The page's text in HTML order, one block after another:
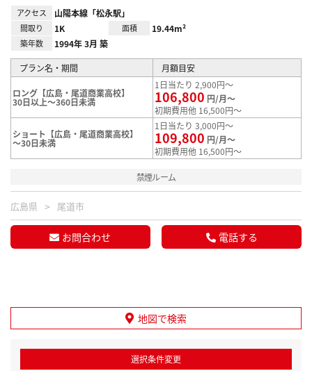
アクセス 山陽本線「松永駅」
間取り 1K 面積 19.44m²
築年数 1994年 3月 築
プラン名・期間 月額目安
ロング【広島・尾道商業高校】
30日以上～360日未満
1日当たり 2,900円～
106,800 円/月～
初期費用他 16,500円～
ショート【広島・尾道商業高校】
～30日未満
1日当たり 3,000円～
109,800 円/月～
初期費用他 16,500円～
禁煙ルーム
広島県 尾道市
お問合わせ 電話する
地図で検索
選択条件変更